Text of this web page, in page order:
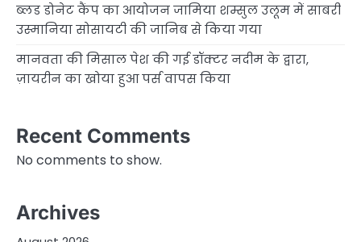
ब्लड डोनेट कैंप का आयोजन जामिया शम्सुल उलूम में साबरी
उस्मानिया सोसायटी की जानिब से किया गया
मानवता की मिसाल पेश की गई डॉक्टर नदीम के द्वारा,
ज़ायरीन का खोया हुआ पर्स वापस किया
Recent Comments
No comments to show.
Archives